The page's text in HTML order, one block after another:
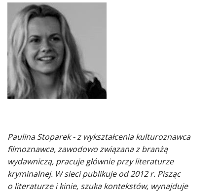
Paulina Stoparek - z wykształcenia kulturoznawca
filmoznawca, zawodowo związana z branżą
wydawniczą, pracuje głównie przy literaturze
kryminalnej. W sieci publikuje od 2012 r. Pisząc
o literaturze i kinie, szuka kontekstów, wynajduje